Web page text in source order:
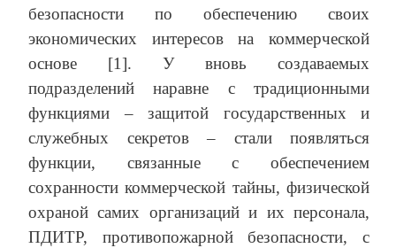
безопасности по обеспечению своих
экономических интересов на коммерческой
основе [1]. У вновь создаваемых
подразделений наравне с традиционными
функциями – защитой государственных и
служебных секретов – стали появляться
функции, связанные с обеспечением
сохранности коммерческой тайны, физической
охраной самих организаций и их персонала,
ПДИТР, противопожарной безопасности, с